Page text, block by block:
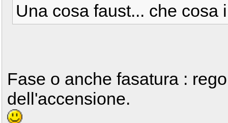
Una cosa faust... che cosa
Fase o anche fasatura :
dell'accensione.